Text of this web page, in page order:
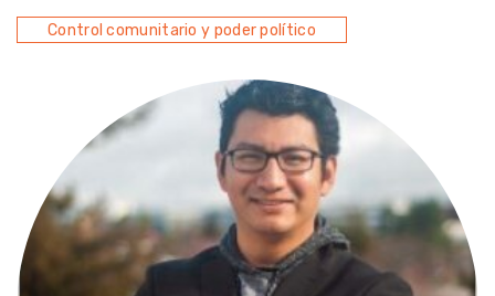
Control comunitario y poder político